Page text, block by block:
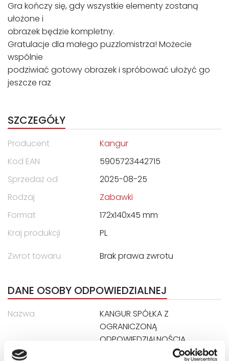
Gra kończy się, gdy wszystkie elementy zostaną
ułożone i
obrazek będzie kompletny.
Gratulacje dla małego puzzlomistrza! Możecie
wspólnie
podziwiać gotowy obrazek i spróbować ułożyć go
jeszcze raz
SZCZEGÓŁY
Producent
Kangur
Kod EAN
5905723442715
Sprzedaż od
2025-08-25
Rodzaj
Zabawki
Format
172x140x45 mm
Kraj produkcji
PL
Zwrot towaru
Brak prawa zwrotu
DANE OSOBY ODPOWIEDZIALNEJ
Nazwa
KANGUR SPÓŁKA Z
OGRANICZONĄ
ODPOWIEDZIALNOŚCIĄ
Ulica
ul. Przędzalniana 6N